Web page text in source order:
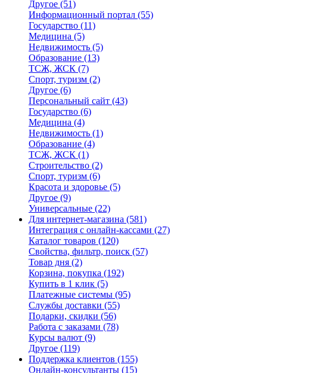
Другое (51)
Информационный портал (55)
Государство (11)
Медицина (5)
Недвижимость (5)
Образование (13)
ТСЖ, ЖСК (7)
Спорт, туризм (2)
Другое (6)
Персональный сайт (43)
Государство (6)
Медицина (4)
Недвижимость (1)
Образование (4)
ТСЖ, ЖСК (1)
Строительство (2)
Спорт, туризм (6)
Красота и здоровье (5)
Другое (9)
Универсальные (22)
Для интернет-магазина (581)
Интеграция с онлайн-кассами (27)
Каталог товаров (120)
Свойства, фильтр, поиск (57)
Товар дня (2)
Корзина, покупка (192)
Купить в 1 клик (5)
Платежные системы (95)
Службы доставки (55)
Подарки, скидки (56)
Работа с заказами (78)
Курсы валют (9)
Другое (119)
Поддержка клиентов (155)
Онлайн-консультанты (15)